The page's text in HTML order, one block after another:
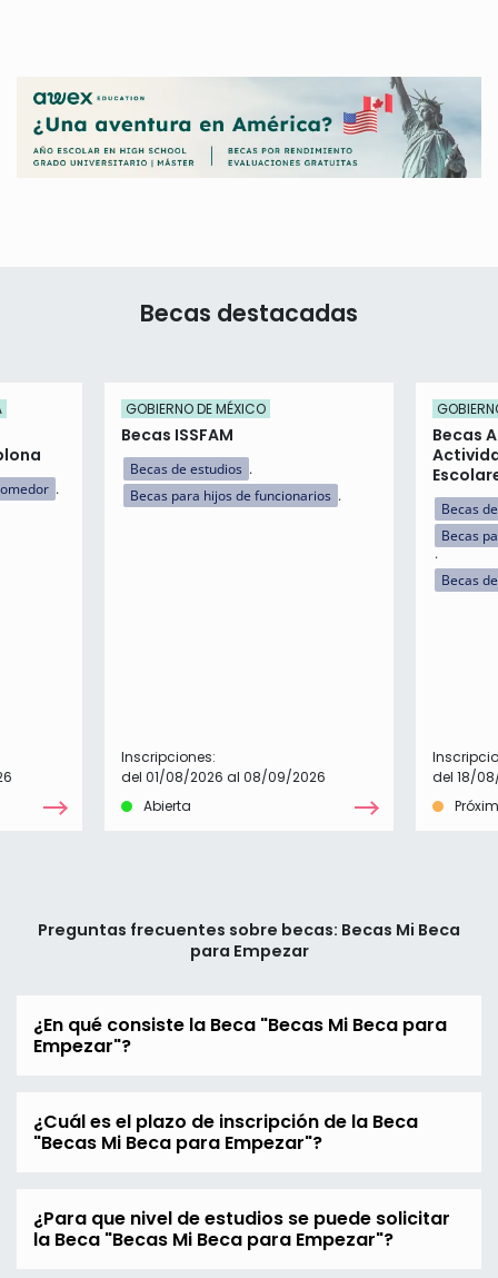
Becas destacadas
GOBIERNO DE MÉXICO
Becas ISSFAM
Becas de estudios
Becas para hijos de funcionarios
Inscripciones:
del 01/08/2026 al 08/09/2026
Abierta
Becas
Becas
Becas
Becas
del 18/
Preguntas frecuentes sobre becas: Becas Mi Beca
para Empezar
¿En qué consiste la Beca "Becas Mi Beca para
Empezar"?
¿Cuál es el plazo de inscripción de la Beca
"Becas Mi Beca para Empezar"?
¿Para que nivel de estudios se puede solicitar
la Beca "Becas Mi Beca para Empezar"?